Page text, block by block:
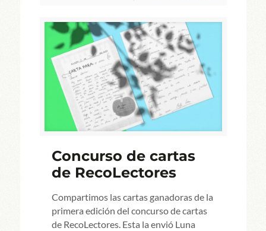
Concurso de cartas
de RecoLectores
Compartimos las cartas ganadoras de la
primera edición del concurso de cartas
de RecoLectores. Esta la envió Luna